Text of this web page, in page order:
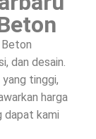
dan desain.
tinggi,
harga
dapat kami